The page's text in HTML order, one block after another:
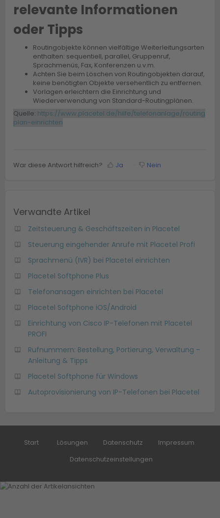
relevante Informationen
oder Tipps
Routingobjekte können vielfältige Weiterleitungsarten
enthalten: sequentiell, parallel, Gruppenruf,
Sprachmenüs, Fax, Konferenzen u.v.m.
Achten Sie beim Löschen von Routingobjekten darauf,
keine benötigten Objekte versehentlich zu entfernen.
Vorlagen erleichtern die Einrichtung und
Wiederverwendung von Standard-Routingplänen.
Quelle: https://www.placetel.de/hilfe/telefonanlage/routing
plan-einrichten
War diese Antwort hilfreich? Ja Nein
Verwandte Artikel
Zeitsteuerung & Geschäftszeiten in Placetel
Steuerung eingehender Anrufe mit Placetel Profi
Sprachmenü (IVR) bei Placetel einrichten
Placetel Softphone Plus
Telefonansagen einrichten bei Placetel
Placetel Softphone iOS/Android
Einrichtung von Cisco IP-Telefonen mit Placetel
PROFI
Rufnummern: Bestellung, Portierung, Verwaltung –
Anleitung & Tipps
Placetel Softphone für Windows
Autoprovisionierung von IP-Telefonen bei Placetel
Start Lösungen Datenschutz
Impressum
Datenschutzeinstellungen